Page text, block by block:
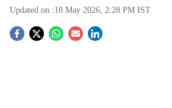
Updated on :18 May 2026, 2:28 PM IST
S